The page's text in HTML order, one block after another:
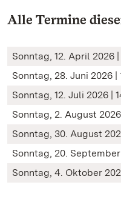
Alle Termine
Sonntag, 12. April 2026 |
Sonntag, 28. Juni 2026 |
Sonntag, 12. Juli 2026 |
Sonntag, 2. August
Sonntag, 30. August
Sonntag, 20.
Sonntag, 4. Oktober